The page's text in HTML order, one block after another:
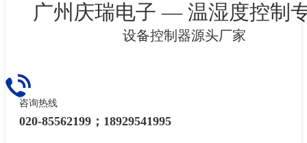
广州庆瑞电子 — 温湿度控制
设备控制器源头厂家
咨询热线
020-85562199；18929541995